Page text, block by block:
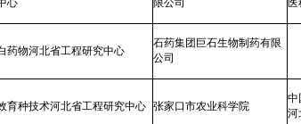
心
限公司
药物河北省工程研究中心
石药集团巨石生物制药有限
公司
育种技术河北省工程研究中心 张家口市农业科学院
中
河